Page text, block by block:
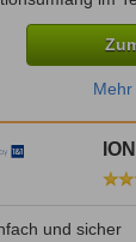
und sicher